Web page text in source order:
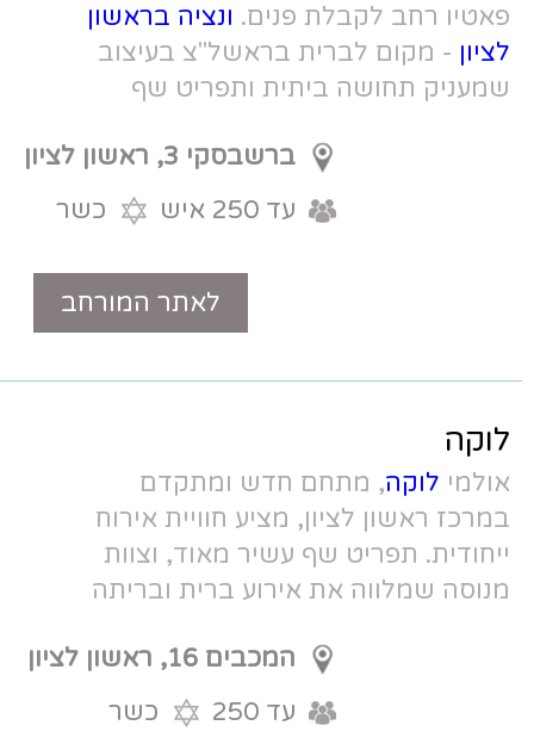
ונציה בראשון
בראשל"צ בעיצוב
ותפריט שף
כשר
טלפון
ומתקדם
חוויית אירוח
מאוד, וצוות
ברית ובריתה